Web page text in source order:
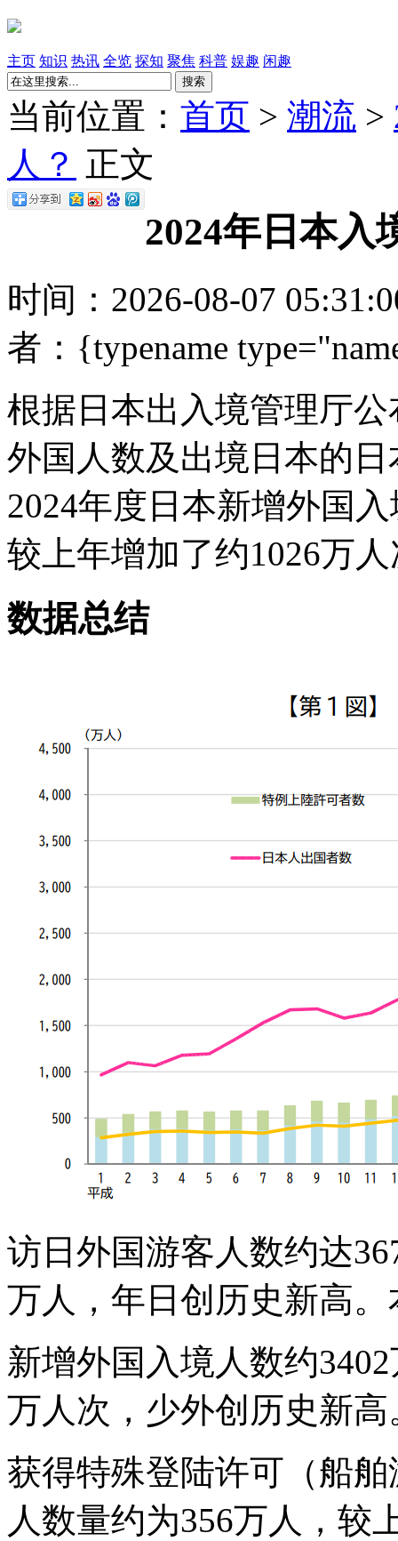
主页 知识 热讯 全览 探知 聚焦 科普 娱趣 闲趣
搜索
当前位置： 首页 > 潮流 >
人？ 正文
2024年日本入
时间：2026-08-07
者：{typename
根据日本出入境管理厅
外国人数及出境日本的
2024年度日本新增外国
较上年增加了约1026万
数据总结
访日外国游客人数约达
万人，年日创历史新高。
新增外国入境人数约
万人次，少外创历史新高
获得特殊登陆许可（船
人数量约为356万人，较